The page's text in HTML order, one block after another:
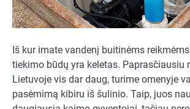
Iš kur imate vandenį buitinėms
tiekimo būdų yra keletas. Paprasčiausiu
Lietuvoje vis dar daug, turime omenyje
pasėmimą kibiru iš šulinio. Taip, juos